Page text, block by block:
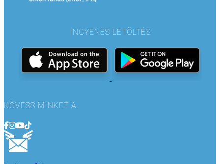
INGYENES LETÖLTÉS
KÖVESS MINKET A